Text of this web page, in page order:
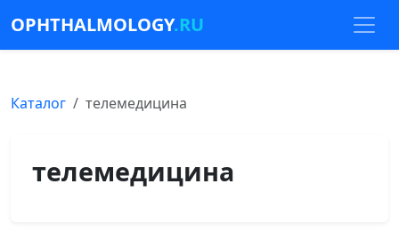
OPHTHALMOLOGY.RU
Каталог телемедицина
телемедицина